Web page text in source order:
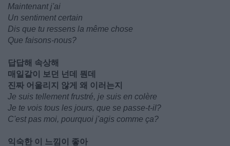
Maintenant j'ai
Un sentiment certain
Dis que tu ressens la même chose
Que faisons-nous?
답답해 속상해
매일같이 보던 넌데 뭔데
진짜 어울리지 않게 왜 이러는지
Je suis tellement frustré, je suis en colère
Je te vois tous les jours, que se passe-t-il?
C'est pas moi, pourquoi j'agis comme ça?
익숙한 이 느낌이 좋아